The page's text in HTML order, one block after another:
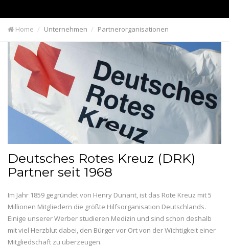
Home Unternehmen Partnerorganisationen
Deutsches Rotes Kreuz (DRK)
Partner seit 1968
Im Jahr 1859 gegründet von Henry Dunant, ist das Rote Kreuz mit 5
Millionen Mitgliedern die größte Hilfsorganisation Deutschlands.
Einige unserer Werber studieren Medizin und sind schon deshalb
mit viel Herzblut dabei, den Bürger vor Ort von der Wichtigkeit einer
Mitgliedschaft zu überzeugen.